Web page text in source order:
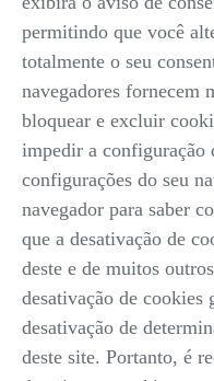
permitindo que você
totalmente o seu
navegadores fornecem
bloquear e excluir
impedir a configuração
configurações do seu
navegador para saber
que a desativação de
deste e de muitos
desativação de cookies
desativação de
deste site. Portanto, é